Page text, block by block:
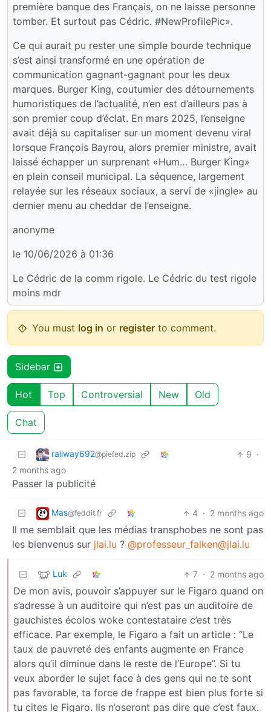
première banque des Français, on ne laisse personne
tomber. Et surtout pas Cédric. #NewProfilePic».
Ce qui aurait pu rester une simple bourde technique
s’est ainsi transformé en une opération de
communication gagnant-gagnant pour les deux
marques. Burger King, coutumier des détournements
humoristiques de l’actualité, n’en est d’ailleurs pas à
son premier coup d’éclat. En mars 2025, l’enseigne
avait déjà su capitaliser sur un moment devenu viral
lorsque François Bayrou, alors premier ministre, avait
laissé échapper un surprenant «Hum… Burger King»
en plein conseil municipal. La séquence, largement
relayée sur les réseaux sociaux, a servi de «jingle» au
dernier menu au cheddar de l’enseigne.
anonyme
le 10/06/2026 à 01:36
Le Cédric de la comm rigole. Le Cédric du test rigole
moins mdr
You must log in or register to comment.
Sidebar
Hot Top Controversial New Old
Chat
railway692@piefed.zip 9 ·
2 months ago
Passer la publicité
Mas@feddit.fr 4 · 2 months ago
Il me semblait que les médias transphobes ne sont pas
les bienvenus sur jlai.lu ? @professeur_falken@jlai.lu
Luk 7 · 2 months ago
De mon avis, pouvoir s’appuyer sur le Figaro quand on
s’adresse à un auditoire qui n’est pas un auditoire de
gauchistes écolos woke contestataire c’est très
efficace. Par exemple, le Figaro a fait un article : “Le
taux de pauvreté des enfants augmente en France
alors qu’il diminue dans le reste de l’Europe”. Si tu
veux aborder le sujet face à des gens qui ne te sont
pas favorable, ta force de frappe est bien plus forte si
tu cites le Figaro. Ils n’oseront pas dire que c’est faux.